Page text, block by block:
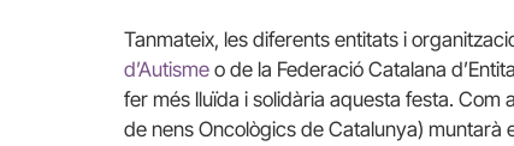
Tanmateix, les diferents entitats i
d’Autisme o de la Federació Catalana
fer més lluïda i solidària aquesta festa. Com
de nens Oncològics de Catalunya) muntarà